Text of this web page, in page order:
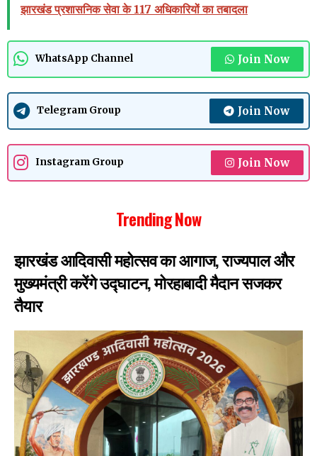
झारखंड प्रशासनिक सेवा के 117 अधिकारियों का तबादला
WhatsApp Channel Join Now
Telegram Group Join Now
Instagram Group Join Now
Trending Now
झारखंड आदिवासी महोत्सव का आगाज, राज्यपाल और
मुख्यमंत्री करेंगे उद्घाटन, मोरहाबादी मैदान सजकर
तैयार